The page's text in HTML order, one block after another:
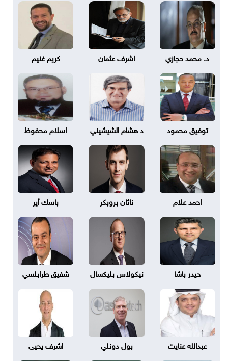
د. محمد حجازي اشرف عثمان كريم غنيم
توفيق محمود د هشام الشيشيني اسلام محفوظ
احمد علام ناثان بروبكر باسك أير
حيدر باشا نيكولاس بليكسال شفيق طرابلسي
عبدالله عنايت بول دونلي اشرف يحيى